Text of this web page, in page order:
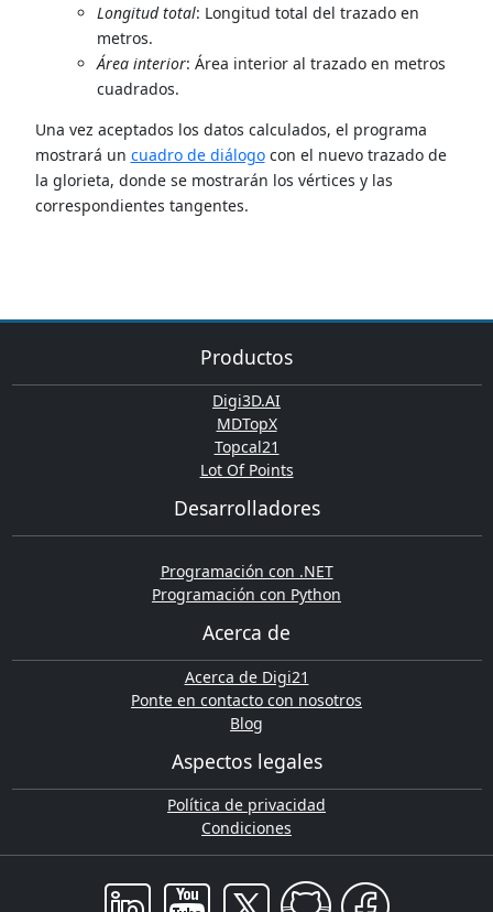
Longitud total: Longitud total del trazado en
metros.
Área interior: Área interior al trazado en metros
cuadrados.
Una vez aceptados los datos calculados, el programa
mostrará un cuadro de diálogocon el nuevo trazado de
la glorieta, donde se mostrarán los vértices y las
correspondientes tangentes.
Productos
Digi3D.AI
MDTopX
Topcal21
Lot Of Points
Desarrolladores
Programación con .NET
Programación con Python
Acerca de
Acerca de Digi21
Ponte en contacto con nosotros
Blog
Aspectos legales
Política de privacidad
Condiciones